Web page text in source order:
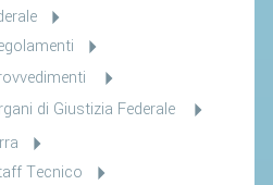
di Giustizia Federale
Tecnico